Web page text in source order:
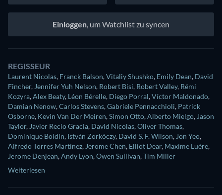
Einloggen , um Watchlist zu syncen
REGISSEUR
Laurent Nicolas, Franck Balson,Vitaliy Shushko, Emily Dean, David
Fincher, Jennifer Yuh Nelson, Robert Bisi, Robert Valley, Rémi
Kozyra,Alex Beaty, Léon Bérelle, Diego Porral,Víctor Maldonado,
Damian Nenow,Carlos Stevens,Gabriele Pennacchioli, Patrick
Osborne, Kevin Van Der Meiren,Simon Otto,Alberto Mielgo, Jason
Taylor, Javier Recio Gracia, David Nicolas,Oliver Thomas,
Dominique Boidin, István Zorkóczy, David S. F. Wilson, Jon Yeo,
Alfredo Torres Martínez, Jerome Chen, Elliot Dear, Maxime Luère,
Jerome Denjean,Andy Lyon,Owen Sullivan,Tim Miller
Weiterlesen